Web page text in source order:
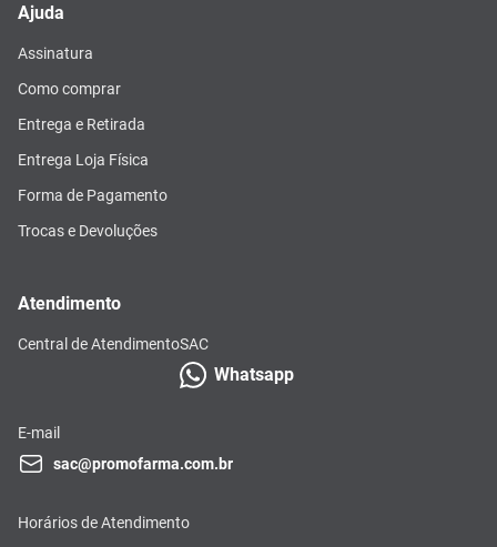
Ajuda
Assinatura
Como comprar
Entrega e Retirada
Entrega Loja Física
Forma de Pagamento
Trocas e Devoluções
Atendimento
Central de AtendimentoSAC
Whatsapp
E-mail
sac@promofarma.com.br
Horários de Atendimento